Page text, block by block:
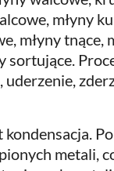
młyny
młyny tnące,
sortujące.
uderzenie,
metali,